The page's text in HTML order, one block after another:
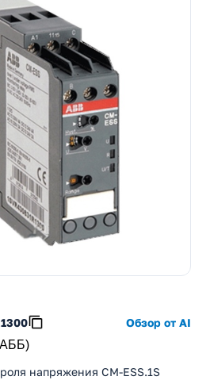
Обзор от AI
напряжения CM-ESS.1S